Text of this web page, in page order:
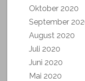
Oktober 2020
September
August 2020
Juli 2020
Juni 2020
Mai 2020